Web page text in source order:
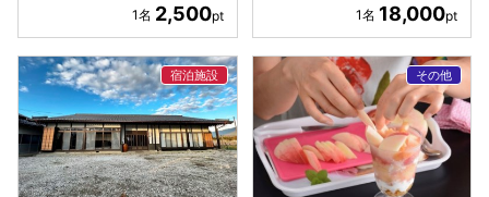
2,500 18,000